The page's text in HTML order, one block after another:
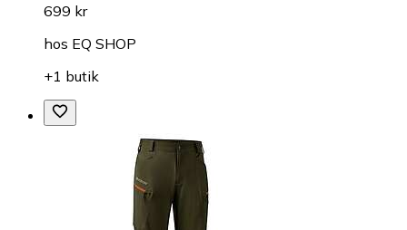
699 kr
hos EQ SHOP
+1 butik